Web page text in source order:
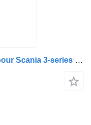
Barum 3-series 93 (01.88-12.96) pour Scania 3-series (1987-1998)